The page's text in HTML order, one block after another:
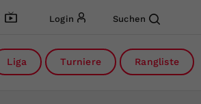
Login Suchen
Liga Turniere Rangliste